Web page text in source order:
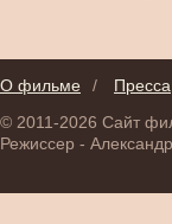
О фильме / Пресса
© 2011-2026 Сайт
Режиссер -